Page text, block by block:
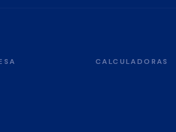
CALCULADORAS